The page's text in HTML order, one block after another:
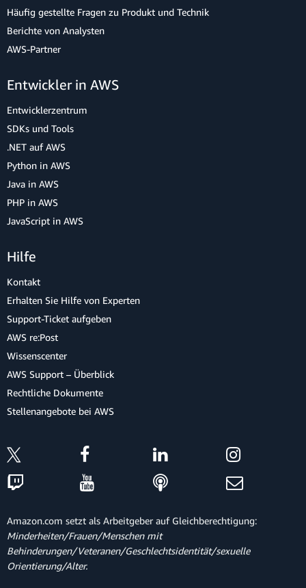
Häufig gestellte Fragen zu Produkt und Technik
Berichte von Analysten
AWS-Partner
Entwickler in AWS
Entwicklerzentrum
SDKs und Tools
.NET auf AWS
Python in AWS
Java in AWS
PHP in AWS
JavaScript in AWS
Hilfe
Kontakt
Erhalten Sie Hilfe von Experten
Support-Ticket aufgeben
AWS re:Post
Wissenscenter
AWS Support – Überblick
Rechtliche Dokumente
Stellenangebote bei AWS
Amazon.com setzt als Arbeitgeber auf Gleichberechtigung:
Minderheiten/Frauen/Menschen mit
Behinderungen/Veteranen/Geschlechtsidentität/sexuelle
Orientierung/Alter.